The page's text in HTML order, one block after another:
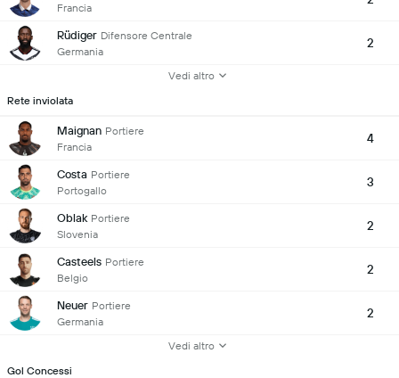
Francia
Rüdiger Difensore Centrale
Germania
2
Vedi altro
Rete inviolata
Maignan Portiere
Francia
4
Costa Portiere
Portogallo
3
Oblak Portiere
Slovenia
2
Casteels Portiere
Belgio
2
Neuer Portiere
Germania
2
Vedi altro
Gol Concessi